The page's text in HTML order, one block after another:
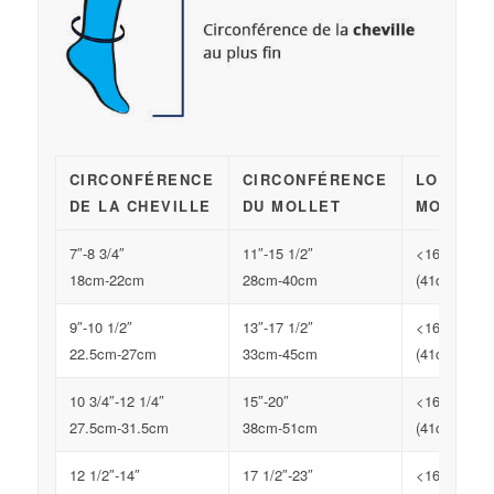
CIRCONFÉRENCE
DE LA CHEVILLE
CIRCONFÉRENCE
DU MOLLET
MOLLET
7″-8 3/4″
18cm-22cm
11″-15 1/2″
28cm-40cm
<16″
(41cm)
9″-10 1/2″
22.5cm-27cm
13″-17 1/2″
33cm-45cm
<16″
(41cm)
10 3/4″-12 1/4″
27.5cm-31.5cm
15″-20″
38cm-51cm
<16″
(41cm)
12 1/2″-14″
17 1/2″-23″
<16″